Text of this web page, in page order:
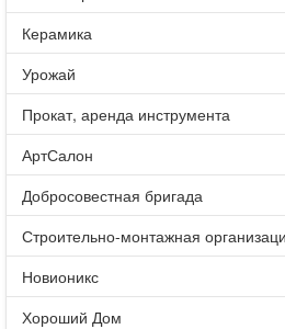
Керамика
Урожай
Прокат, аренда инструмента
АртСалон
Добросовестная бригада
Строительно-монтажная
Новионикс
Хороший Дом